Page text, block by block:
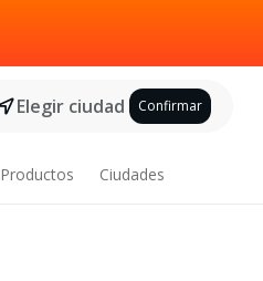
Elegir ciudad Confirmar
Productos Ciudades